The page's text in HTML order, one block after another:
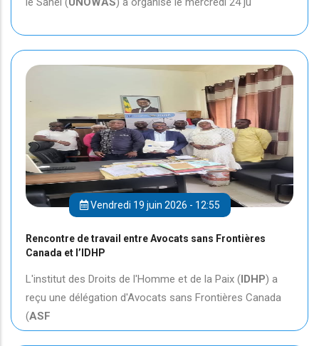
Vendredi 19 juin 2026 - 12:55
Rencontre de travail entre Avocats sans Frontières
Canada et l’IDHP
L'institut des Droits de l'Homme et de la Paix (IDHP) a
reçu une délégation d'Avocats sans Frontières Canada
(ASF